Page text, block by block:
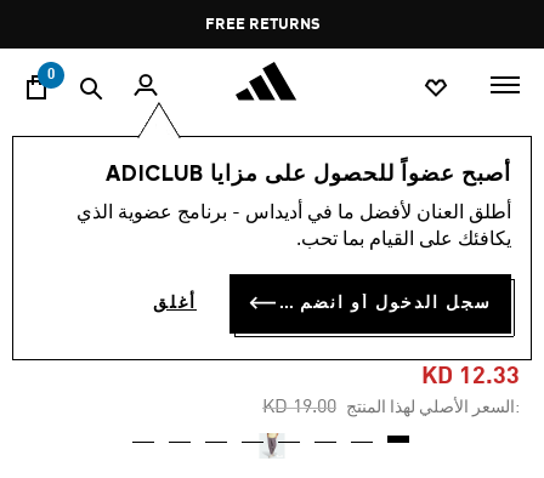
Pause
promotion
rotation
FREE RETURNS
0
أصبح عضواً للحصول على مزايا ADICLUB
أطلق العنان لأفضل ما في أديداس - برنامج عضوية الذي
يكافئك على القيام بما تحب.
سجل الدخول أو انضم الآن أغلق
الرجال ملابس
-35%
بنطال ESSENTIALS SMALL
LOGO CARGO
KD 12.33
:السعر الأصلي لهذا المنتج Price reduced from
KD 19.00
to